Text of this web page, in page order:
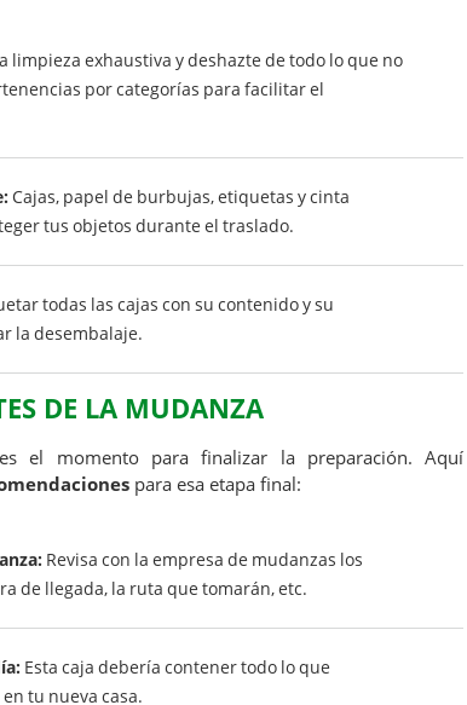
limpieza exhaustiva y deshazte de todo lo que no
por categorías para facilitar el
Cajas, papel de burbujas, etiquetas y cinta
tus objetos durante el traslado.
todas las cajas con su contenido y su
la desembalaje.
DE LA MUDANZA
el momento para finalizar la preparación. Aquí
para esa etapa final:
Revisa con la empresa de mudanzas los
de llegada, la ruta que tomarán, etc.
Esta caja debería contener todo lo que
tu nueva casa.